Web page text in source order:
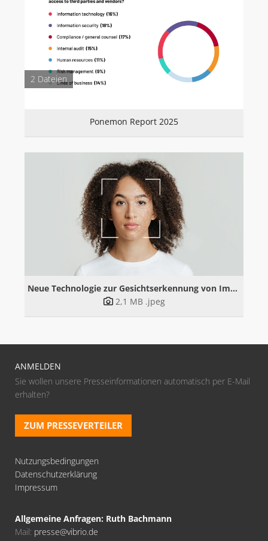
AGENTUR
VIBRIO. KOMMUNIKATIONSMANAGEMENT DR. KAUSCH
2 Dateien
Ponemon Report 2025
Neue Technologie zur Gesichtserkennung von Imprivata für schnelle, passwortlose Authentifizierung
2,1 MB .jpeg
ANMELDEN
Sie wollen unsere Presseinformationen automatisch per E-Mail
erhalten?
ZUM PRESSEVERTEILER
Nutzungsbedingungen
Datenschutzerklärung
Impressum
Allgemeine Anfragen: Ruth Bachmann
Mail: presse@vibrio.de